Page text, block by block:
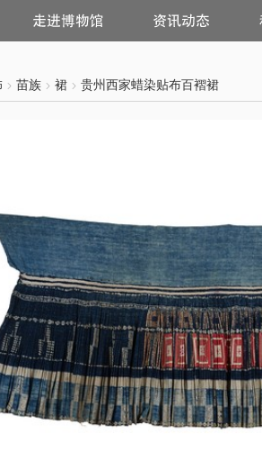
进
博
讯
动
苗族 裙 贵州西家蜡染贴布百褶裙